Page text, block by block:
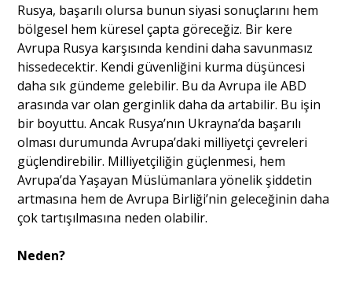
Rusya, başarılı olursa bunun siyasi sonuçlarını hem
bölgesel hem küresel çapta göreceğiz. Bir kere
Avrupa Rusya karşısında kendini daha savunmasız
hissedecektir. Kendi güvenliğini kurma düşüncesi
daha sık gündeme gelebilir. Bu da Avrupa ile ABD
arasında var olan gerginlik daha da artabilir. Bu işin
bir boyuttu. Ancak Rusya’nın Ukrayna’da başarılı
olması durumunda Avrupa’daki milliyetçi çevreleri
güçlendirebilir. Milliyetçiliğin güçlenmesi, hem
Avrupa’da Yaşayan Müslümanlara yönelik şiddetin
artmasına hem de Avrupa Birliği’nin geleceğinin daha
çok tartışılmasına neden olabilir.
Neden?